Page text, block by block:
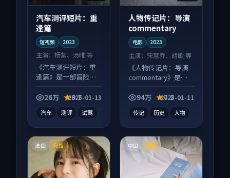
汽车测评短片：重
逢篇
短视频 2023
主演： 杨紫、汤唯 等
《汽车测评短片：重
逢篇》是一部冒险向
凑信息量大，适合沉
26万 9.7
2025-01-13
汽车 测评 试驾
人物传记片：导演
commentary
电影 2023
主演： 宋慧乔、胡歌 等
《人物传记片：导演
commentary》是一
画面质感在线，配乐
94万 7.2
2025-01-11
传记 历史 人物
法国 完结 中国 独播